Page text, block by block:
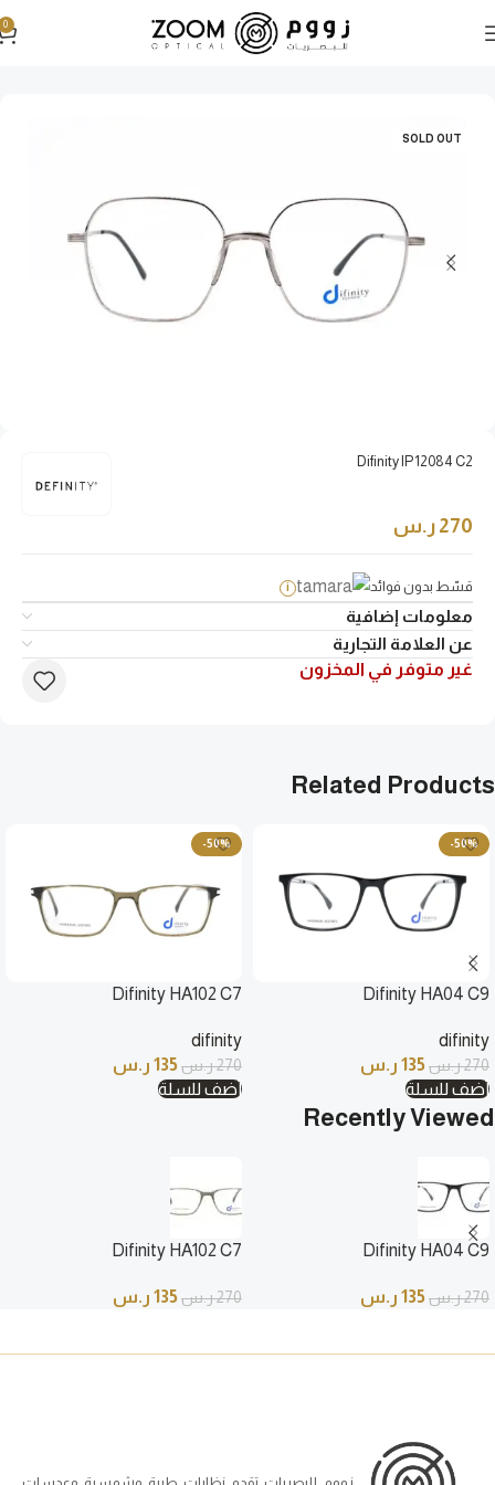
0
SOLD OUT
Difinity IP12084 C2
270 ر.س
قسّط بدون فوائد i
معلومات إضافية
عن العلامة التجارية
غير متوفر في المخزون
Related Products
-50%
Difinity HA04 C9
difinity
270ر.س135 ر.س
أضف للسلة
-50%
Difinity HA102 C7
difinity
270ر.س135 ر.س
أضف للسلة
Recently Viewed
Difinity HA04 C9
270ر.س135 ر.س
Difinity HA102 C7
270ر.س135 ر.س